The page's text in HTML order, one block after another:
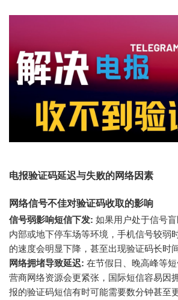
电报验证码延迟与失败的网络因素
网络信号不佳对验证码收取的影响
信号弱影响短信下发: 如果用户处于信号
内部或地下停车场等环境，手机信号较弱
的速度会明显下降，甚至出现验证码长时
网络拥堵导致延迟: 在节假日、晚高峰等
营商网络资源会更紧张，国际短信容易因
报的验证码短信有时可能需要数分钟甚至